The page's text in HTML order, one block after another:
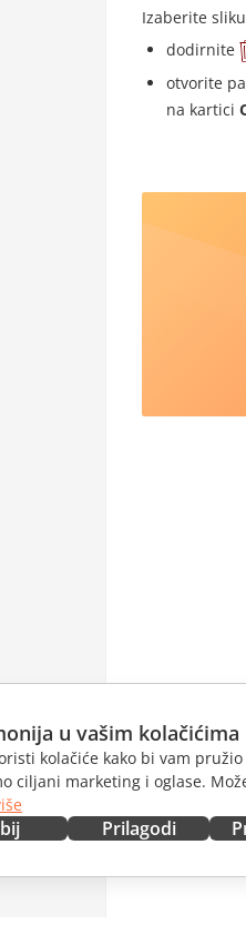
Izaberite
dodirnite
otvorite
na kartici
u vašim kolačićima
kolačiće kako bi vam
ciljani marketing i oglase.
Prilagodi